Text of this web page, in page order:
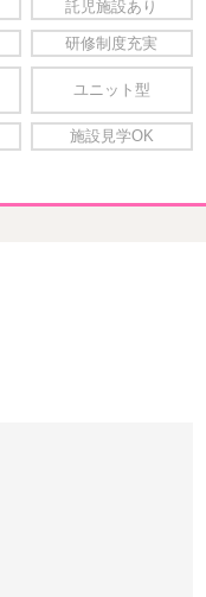
託児施設あり
研修制度充実
ユニット型
施設見学OK